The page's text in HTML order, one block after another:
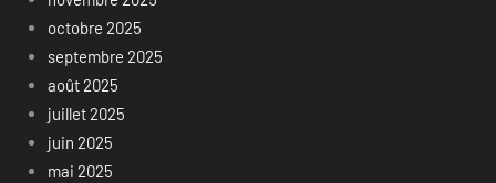
octobre 2025
septembre 2025
août 2025
juillet 2025
juin 2025
mai 2025